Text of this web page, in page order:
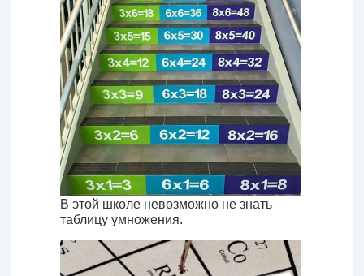
В этой школе невозможно не знать
таблицу умножения.